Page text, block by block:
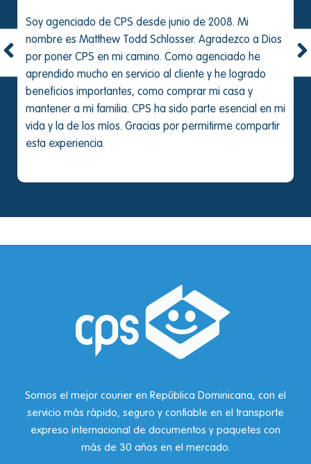
Soy agenciado de CPS desde junio de 2008. Mi
nombre es Matthew Todd Schlosser. Agradezco a Dios
por poner CPS en mi camino. Como agenciado he
aprendido mucho en servicio al cliente y he logrado
beneficios importantes, como comprar mi casa y
mantener a mi familia. CPS ha sido parte esencial en mi
vida y la de los míos. Gracias por permitirme compartir
esta experiencia.
Somos el mejor courier en República Dominicana, con el
servicio más rápido, seguro y confiable en el transporte
expreso internacional de documentos y paquetes con
más de 30 años en el mercado.